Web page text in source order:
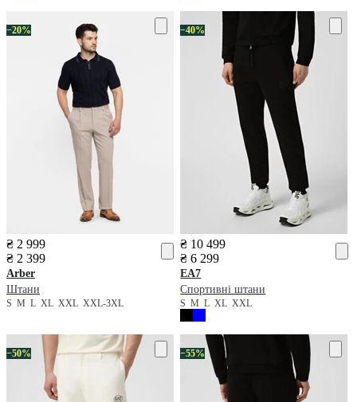
−20%
₴ 2 999
₴ 2 399
Arber
Штани
S M L XL XXL XXL-3XL
−40%
₴ 10 499
₴ 6 299
EA7
Спортивні штани
SMLXLXXL
−50% −55%